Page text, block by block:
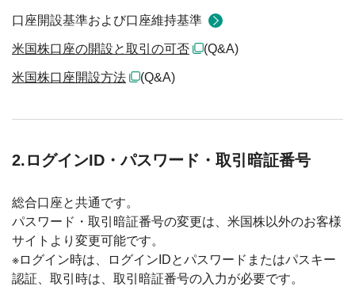
口座開設基準および口座維持基準
米国株口座の開設と取引の可否 (Q&A)
米国株口座開設方法 (Q&A)
2.ログインID・パスワード・取引暗証番号
総合口座と共通です。
パスワード・取引暗証番号の変更は、米国株以外のお客様
サイトより変更可能です。
※ログイン時は、ログインIDとパスワードまたはパスキー
認証、取引時は、取引暗証番号の入力が必要です。